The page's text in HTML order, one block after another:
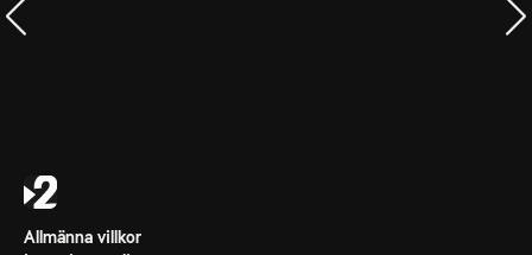
Allmänna villkor